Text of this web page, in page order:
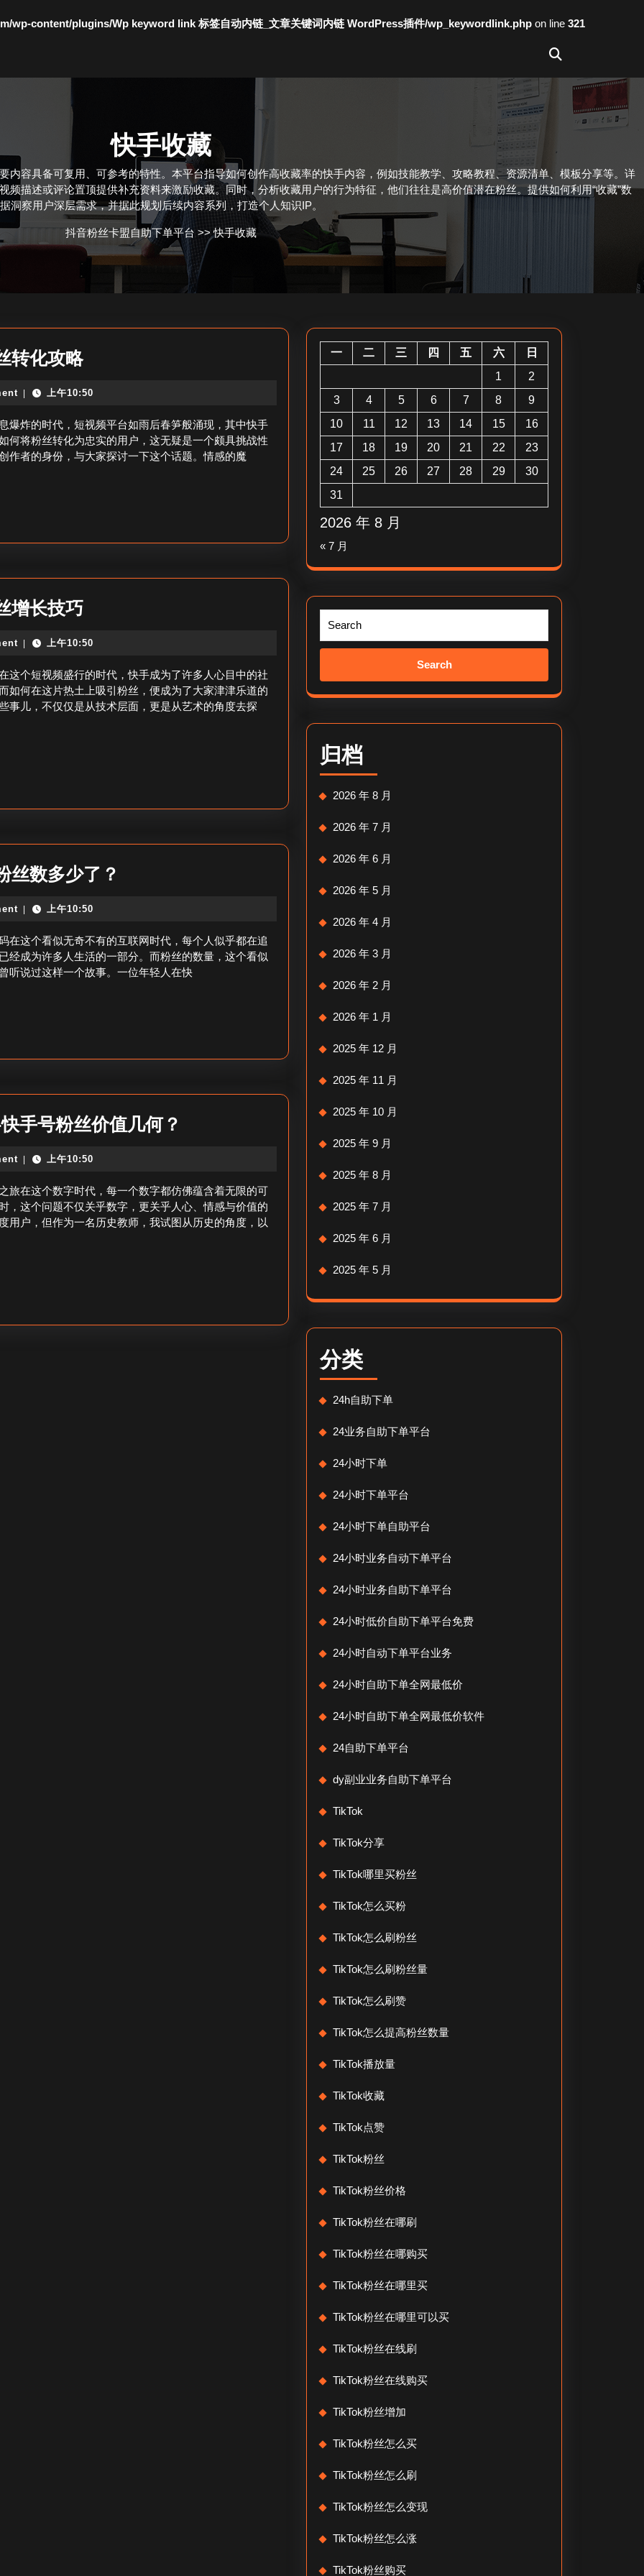
wp-content/plugins/Wp keyword link 标签自动内链_文章关键词内链 WordPress插件/wp_keywordlink.php on line 321
快手收藏
内容具备可复用、可参考的特性。本平台指导如何创作高收藏率的快手内容，例如技能教学、攻略教程、资源清单、模板分享等。详
频描述或评论置顶提供补充资料来激励收藏。同时，分析收藏用户的行为特征，他们往往是高价值潜在粉丝。提供如何利用“收藏”数
据洞察用户深层需求，并据此规划后续内容系列，打造个人知识IP。
抖音粉丝卡盟自助下单平台 >>快手收藏
转化攻略如
把
快
手
粉
手
粉
转
攻
略
上午10:50
爆炸的时代，短视频平台如雨后春笋般涌现，其中快手
何将粉丝转化为忠实的用户，这无疑是一个颇具挑战性
作者的身份，与大家探讨一下这个话题。情感的魔
增长技巧叨
快
手
怎
么
粉
丝
增
长
技
巧
上午10:50
这个短视频盛行的时代，快手成为了许多人心目中的社
如何在这片热土上吸引粉丝，便成为了大家津津乐道的
事儿，不仅仅是从技术层面，更是从艺术的角度去探
丝数多少了？
粉
丝
有
快
手
粉
多
少
上午10:50
这个看似无奇不有的互联网时代，每个人似乎都在追
经成为许多人生活的一部分。而粉丝的数量，这个看似
听说过这样一个故事。一位年轻人在快
手号粉丝价值几何？
的
快
手
上午10:50
旅在这个数字时代，每一个数字都仿佛蕴含着无限的可
，这个问题不仅关乎数字，更关乎人心、情感与价值的
用户，但作为一名历史教师，我试图从历史的角度，以
2026 年 8 月
一 二 三 四 五 六
日
1
2
3
4 5 6 7 8
9
10
11 12 13 14 15
16
17
18 19 20 21 22
23
24
25 26 27 28 29
30
31
« 7 月
Search
归档
2026 年 8 月
2026 年 7 月
2026 年 6 月
2026 年 5 月
2026 年 4 月
2026 年 3 月
2026 年 2 月
2026 年 1 月
2025 年 12 月
2025 年 11 月
2025 年 10 月
2025 年 9 月
2025 年 8 月
2025 年 7 月
2025 年 6 月
2025 年 5 月
分类
24h自助下单
24业务自助下单平台
24小时下单
24小时下单平台
24小时下单自助平台
24小时业务自动下单平台
24小时业务自助下单平台
24小时低价自助下单平台免费
24小时自动下单平台业务
24小时自助下单全网最低价
24小时自助下单全网最低价软件
24自助下单平台
dy副业业务自助下单平台
TikTok
TikTok分享
TikTok哪里买粉丝
TikTok怎么买粉
TikTok怎么刷粉丝
TikTok怎么刷粉丝量
TikTok怎么刷赞
TikTok怎么提高粉丝数量
TikTok播放量
TikTok收藏
TikTok点赞
TikTok粉丝
TikTok粉丝价格
TikTok粉丝在哪刷
TikTok粉丝在哪购买
TikTok粉丝在哪里买
TikTok粉丝在哪里可以买
TikTok粉丝在线刷
TikTok粉丝在线购买
TikTok粉丝增加
TikTok粉丝怎么买
TikTok粉丝怎么刷
TikTok粉丝怎么变现
TikTok粉丝怎么涨
TikTok粉丝购买